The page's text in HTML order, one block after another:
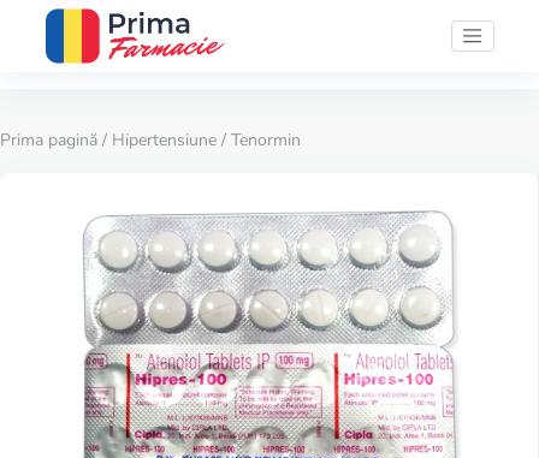
Prima pagină / Hipertensiune / Tenormin